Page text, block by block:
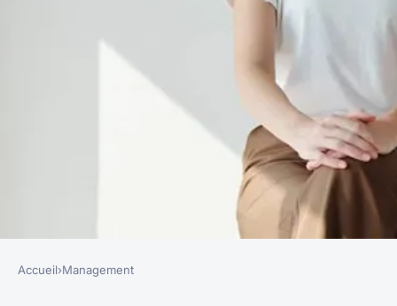
MANAGEMENT
Accueil›Management